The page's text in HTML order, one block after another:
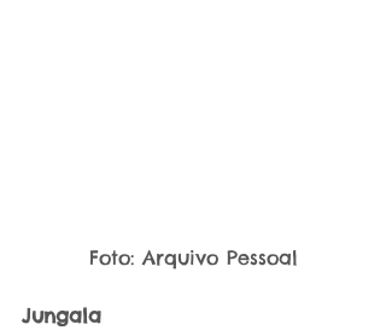
Foto: Arquivo Pessoal
Jungala